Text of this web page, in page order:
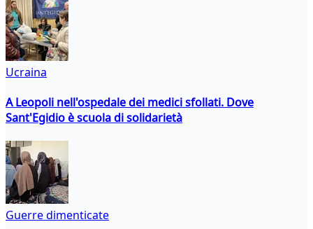
Ucraina
A Leopoli nell'ospedale dei medici sfollati. Dove
Sant'Egidio è scuola di solidarietà
Guerre dimenticate